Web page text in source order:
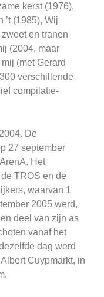
kerst (1976),
’t (1985), Wij
en tranen
(2004, maar
(met Gerard
verschillende
compilatie-
De
27 september
Het
TROS en de
waarvan 1
2005 werd,
deel van zijn as
vanaf het
dag werd
Cuypmarkt, in